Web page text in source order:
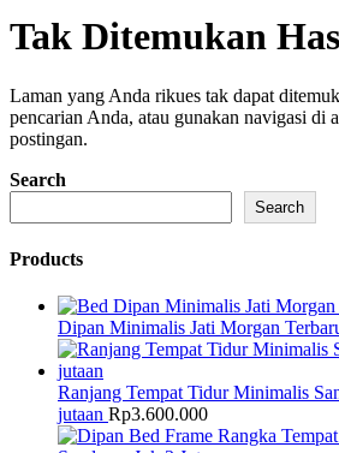
Tak Ditemukan
Laman yang Anda rikues tak dapat
pencarian Anda, atau gunakan navigasi di
postingan.
Search
Search
Products
Dipan Minimalis Jati Morgan
Ranjang Tempat Tidur Minimalis
jutaan Rp3.600.000